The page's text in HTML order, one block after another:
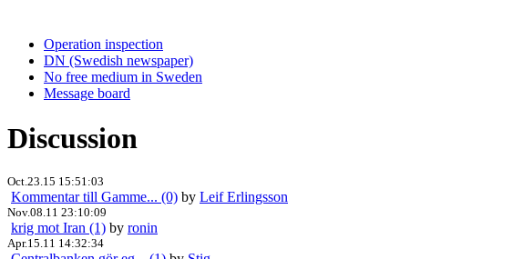
Operation inspection
DN (Swedish newspaper)
No free medium in Sweden
Message board
Discussion
Oct.23.15 15:51:03
Kommentar till Gamme... (0) by Leif Erlingsson
Nov.08.11 23:10:09
krig mot Iran (1) by ronin
Apr.15.11 14:32:34